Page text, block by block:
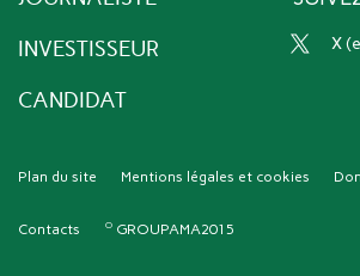
INVESTISSEUR
CANDIDAT
x
Plan du site Mentions légales et cookies
Contacts GROUPAMA2015